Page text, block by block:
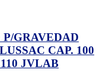
GRAVEDAD
CAP. 100
JVLAB